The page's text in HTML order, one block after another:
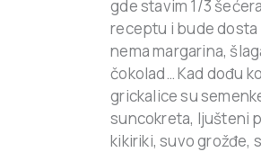
gde stavim 1/3
receptu i bude dosta
nema margarina,
čokolad… Kad dođu
grickalice su
suncokreta, ljušteni
kikiriki, suvo grožđe,